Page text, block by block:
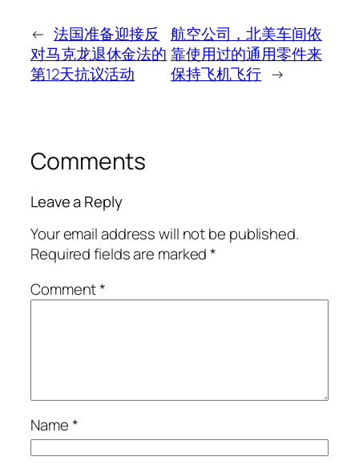
← 法国准备迎接反
对马克龙退休金法的
第12天抗议活动
航空公司，北美车间依
靠使用过的通用零件来
保持飞机飞行 →
Comments
Leave a Reply
Your email address will not be published.
Required fields are marked*
Comment*
Name*